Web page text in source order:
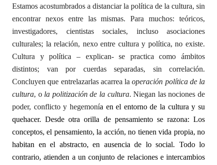
Estamos acostumbrados a distanciar la política de la cultura, sin
encontrar nexos entre las mismas. Para muchos: teóricos,
investigadores, cientistas sociales, incluso asociaciones
culturales; la relación, nexo entre cultura y política, no existe.
Cultura y política – explican- se practica como ámbitos
distintos; van por cuerdas separadas, sin correlación.
Concluyen que entrelazarlas acarrea laoperación política de la
cultura, o la politización de la cultura. Niegan las nociones de
poder, conflicto y hegemonía en el entorno de la cultura y su
quehacer. Desde otra orilla de pensamiento se razona: Los
conceptos, el pensamiento, la acción, no tienen vida propia, no
habitan en el abstracto, en ausencia de lo social. Todo lo
contrario, atienden a un conjunto de relaciones e intercambios